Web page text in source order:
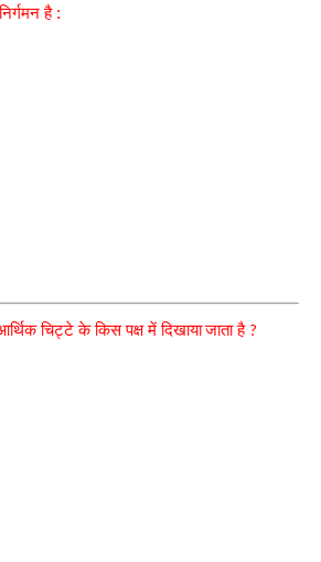
है :
चिट्टे के किस पक्ष में दिखायाजाता है ?